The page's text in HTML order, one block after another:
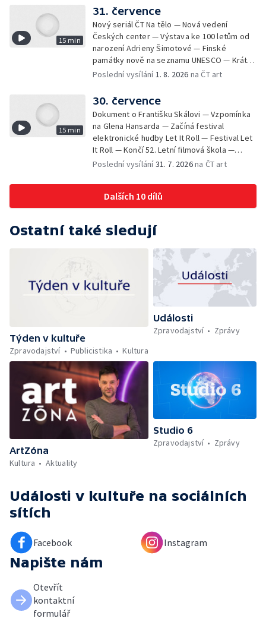
Mercury
15 min
31. července
Nový seriál ČT Na tělo — Nová vedení
Českých center — Výstava ke 100 letům od
narození Adrieny Šimotové — Finské
památky nově na seznamu UNESCO — Krátké
zprávy z kultury — Začíná Jiráskův Hronov —
Poslední vysílání1. 8. 2026 na ČT art
15 min
30. července
Dokument o Františku Skálovi — Vzpomínka
na Glena Hansarda — Začíná festival
elektronické hudby Let It Roll — Festival Let
It Roll — Končí 52. Letní filmová škola —
Krátké zprávy z kultury — Rekonstrukce
Poslední vysílání31. 7. 2026na ČT art
Dalších 10 dílů
Ostatní také sledují
Týden v kultuře
Zpravodajství
Publicistika Kultura
Události
Zpravodajství
Zprávy
ArtZóna
Kultura
Aktuality
Studio 6
Zpravodajství
Zprávy
Události v kultuře na sociálních
sítích
Facebook Instagram
Napište nám
Otevřít
kontaktní
formulář